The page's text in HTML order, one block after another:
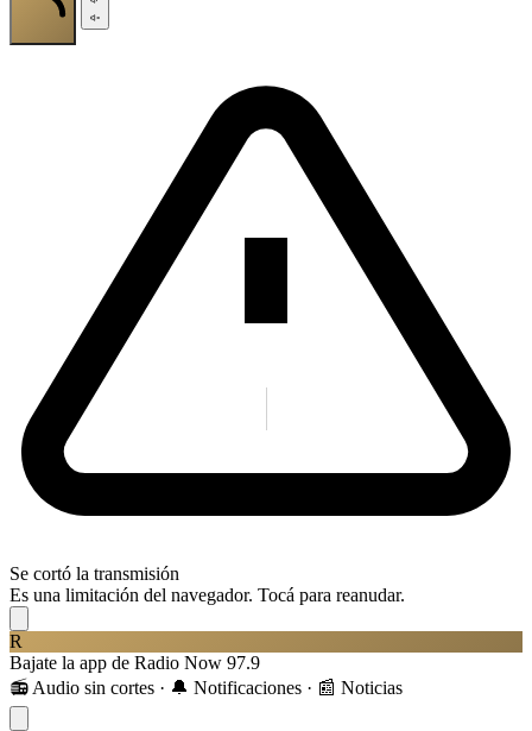
Se cortó la transmisión
Es una limitación del navegador. Tocá para reanudar.
R
Bajate la app de Radio Now 97.9
📻 Audio sin cortes · 🔔 Notificaciones · 📰 Noticias